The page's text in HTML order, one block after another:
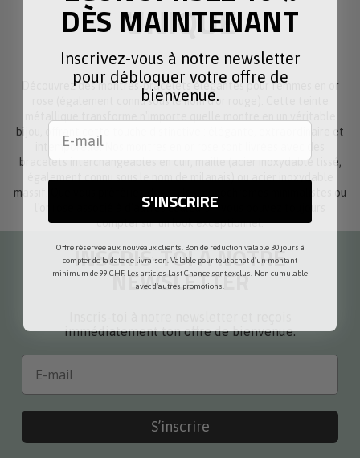
UNIQUE
Découvrez des montres-bracelets élégantes pour femmes en or
rose (également connu sous le nom d'or rouge). Cette teinte
bijou, offrant cette touche distinctive : élégante, extraordinaire et
intemporelle. Nos montres en or rose sont livrées avec des
bracelets interchangeables en cuir, maille (acier inoxydable tissé,
également connu sous le nom de milanais) ou acier inoxydable
massif. Que vous préfériez des styles monochromes minimalistes ou
l'or rose associé à d'autres couleurs – vous pouvez toujours
compter sur un look exceptionnel.
INSCRIS-TOI À NOTRE
NEWSLETTER
immédiatement ton offre de bienvenue.
Email
S’inscrire
DÈS MAINTENANT
Inscrivez-vous à notre newsletter
pour débloquer votre offre de
bienvenue.
S'INSCRIRE
Offre réservée aux nouveaux clients. Bon de réduction valable 30 jours à
compter de la date de livraison. Valable pour tout achat d'un montant
minimum de 99 CHF. Les articles Last Chance sont exclus. Non cumulable
avec d'autres promotions.